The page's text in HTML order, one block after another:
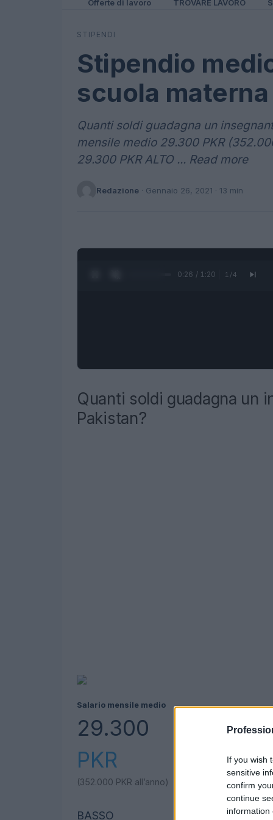
If you wish
sensitive
confirm
continue
information
Offerte di lavoro TROVARE LAVORO
STIPENDI
Stipendio
scuola
Quanti soldi guadagna un
mensile medio 29.300 PKR
29.300 PKR ALTO ... Read more
Redazione · Gennaio 26, 2021 · 13 min
0:27 / 1:20 1 /4
Quanti soldi guadagna un
Pakistan?
Salario mensile medio
29.300
PKR
(352.000 PKR all’anno)
BASSO